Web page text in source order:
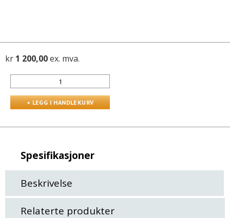
kr 1 200,00ex. mva.
Spesifikasjoner
Beskrivelse
Relaterte produkter